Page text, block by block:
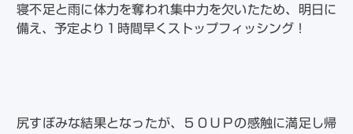
寝不足と雨に体力を奪われ集中力を欠いたため、明日に
備え、予定より１時間早くストップフィッシング！
尻すぼみな結果となったが、５０ＵＰの感触に満足し帰